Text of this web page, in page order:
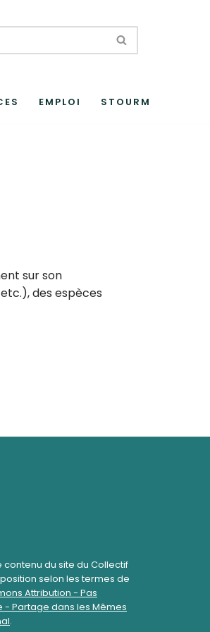
EMPLOI STOURM
sur son
des espèces
du site du Collectif
selon les termes de
Attribution - Pas
- Partage dans les Mêmes
.